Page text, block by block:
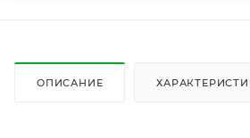
ОПИСАНИЕ